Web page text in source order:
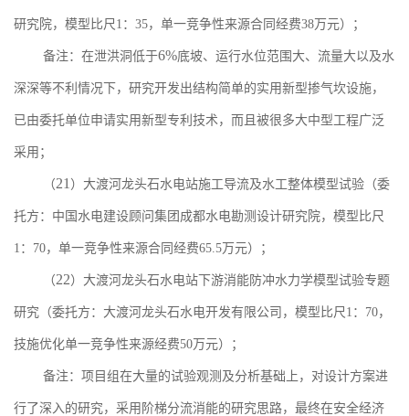
研究院，模型比尺 1 ： 35，单一竞争性来源合同经费38万元）；
备注：在泄洪洞低于6%底坡、运行水位范围大、流量大以及水
深深等不利情况下，研究开发出结构简单的实用新型掺气坎设施，
已由委托单位申请实用新型专利技术，而且被很多大中型工程广泛
采用；
（21 ）大渡河龙头石水电站施工导流及水工整体模型试验（委
托方：中国水电建设顾问集团成都水电勘测设计研究院，模型比尺
1 ： 70，单一竞争性来源合同经费65.5万元）；
（22）大渡河龙头石水电站下游消能防冲水力学模型试验专题
研究（委托方：大渡河龙头石水电开发有限公司，模型比尺 1 ： 70，
技施优化单一竞争性来源经费50万元）；
备注：项目组在大量的试验观测及分析基础上，对设计方案进
行了深入的研究，采用阶梯分流消能的研究思路，最终在安全经济